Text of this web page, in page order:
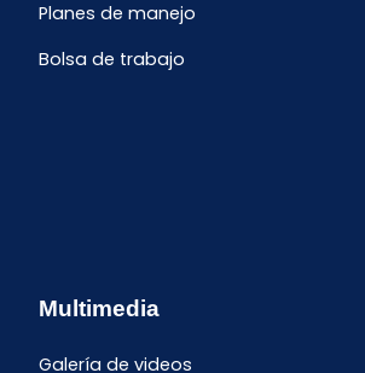
Planes de manejo
Bolsa de trabajo
Multimedia
Galería de videos